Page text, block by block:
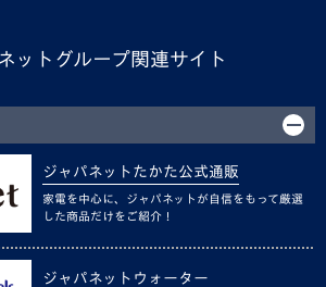
ットグループ関連サイト
ジャパネットたかた公式通販
家電を中心に、ジャパネットが自信をもって厳選
した商品だけをご紹介！
ジャパネットウォーター